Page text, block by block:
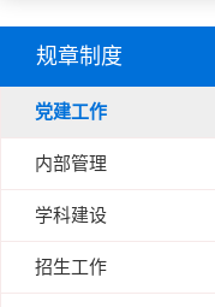
规章制度
党建工作
内部管理
学科建设
招生工作